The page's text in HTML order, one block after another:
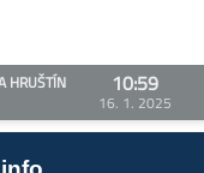
HRUŠTÍN
10:59
16. 1. 2025